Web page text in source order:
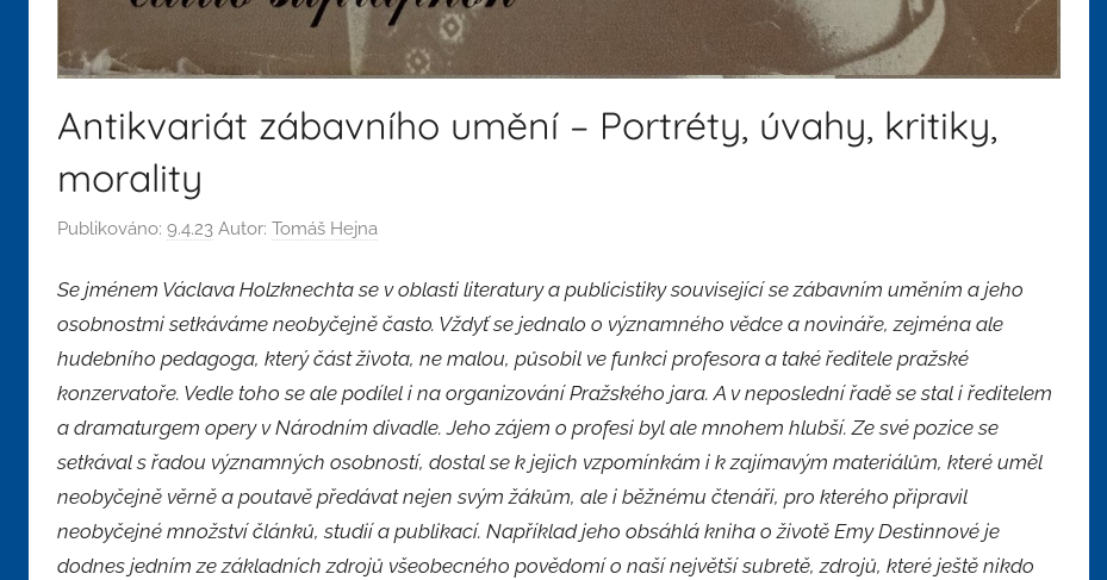
Antikvariát zábavního umění – Portréty, úvahy, kritiky,
morality
Publikováno: 9.4.23 Autor: Tomáš Hejna
Se jménem Václava Holzknechta se v oblasti literatury a publicistiky související se zábavním uměním a jeho
osobnostmi setkáváme neobyčejně často. Vždyť se jednalo o významného vědce a novináře, zejména ale
hudebního pedagoga, který část života, ne malou, působil ve funkci profesora a také ředitele pražské
konzervatoře. Vedle toho se ale podílel i na organizování Pražského jara. A v neposlední řadě se stal i ředitelem
a dramaturgem opery v Národním divadle. Jeho zájem o profesi byl ale mnohem hlubší. Ze své pozice se
setkával s řadou významných osobností, dostal se k jejich vzpomínkám i k zajímavým materiálům, které uměl
neobyčejně věrně a poutavě předávat nejen svým žákům, ale i běžnému čtenáři, pro kterého připravil
neobyčejné množství článků, studií a publikací. Například jeho obsáhlá kniha o životě Emy Destinnové je
dodnes jedním ze základních zdrojů všeobecného povědomí o naší největší subretě, zdrojů, které ještě nikdo